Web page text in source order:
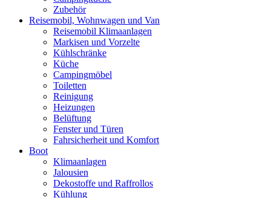
Zubehör
Reisemobil, Wohnwagen und Van
Reisemobil Klimaanlagen
Markisen und Vorzelte
Kühlschränke
Küche
Campingmöbel
Toiletten
Reinigung
Heizungen
Belüftung
Fenster und Türen
Fahrsicherheit und Komfort
Boot
Klimaanlagen
Jalousien
Dekostoffe und Raffrollos
Kühlung